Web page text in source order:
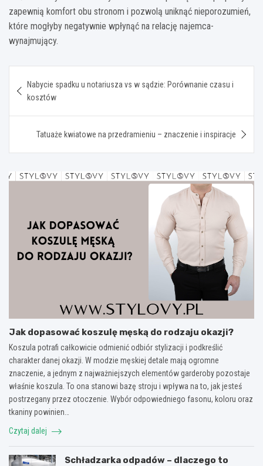
zapewnią komfort obu stronom i pozwolą uniknąć nieporozumień,
które mogłyby negatywnie wpłynąć na relację najemca-
wynajmujący.
wpisu
Nabycie spadku u notariusza vs w sądzie: Porównanie czasu i
kosztów
Tatuaże kwiatowe na przedramieniu – znaczenie i inspiracje
Jak dopasować koszulę męską do rodzaju okazji?
Koszula potrafi całkowicie odmienić odbiór stylizacji i podkreślić
charakter danej okazji. W modzie męskiej detale mają ogromne
znaczenie, a jednym z najważniejszych elementów garderoby pozostaje
właśnie koszula. To ona stanowi bazę stroju i wpływa na to, jak jesteś
postrzegany przez otoczenie. Wybór odpowiedniego fasonu, koloru oraz
tkaniny powinien…
Czytaj dalej
Schładzarka odpadów – dlaczego to